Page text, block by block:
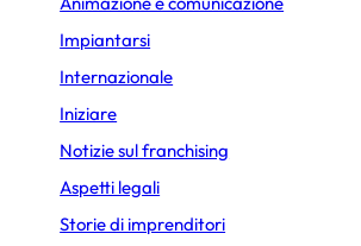
Bellezza e Benessere
Fast-Food
Immobiliare
Lavanderia
Impiantarsi
Internazionale
Iniziare
Notizie sul franchising
Aspetti legali
Storie di imprenditori
150 shop
PUBBLICATO IL 19 MAGGIO 2026